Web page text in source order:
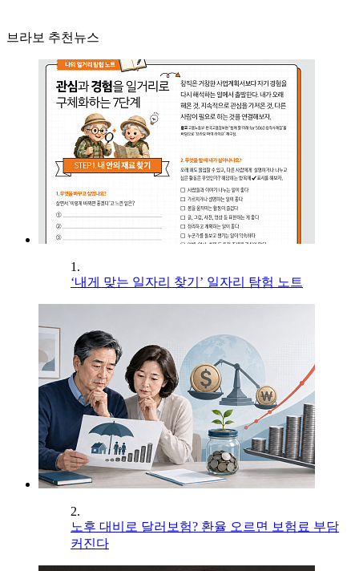
브라보 추천뉴스
1.
‘내게 맞는 일자리 찾기’ 일자리 탐험 노트
2.
노후 대비로 달러보험? 환율 오르면 보험료 부담
커진다